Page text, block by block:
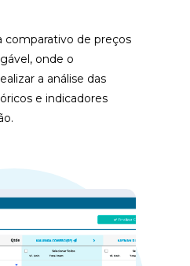
comparativo de preços
onde o
a análise das
e indicadores